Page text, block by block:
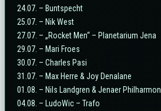
24.07. – Buntspecht
25.07. – Nik West
27.07. – „Rocket Men“ – Planetarium Jena
29.07. – Mari Froes
30.07. – Charles Pasi
31.07. – Max Herre & Joy Denalane
01.08. – Nils Landgren & Jenaer
04.08. – LudoWic – Trafo